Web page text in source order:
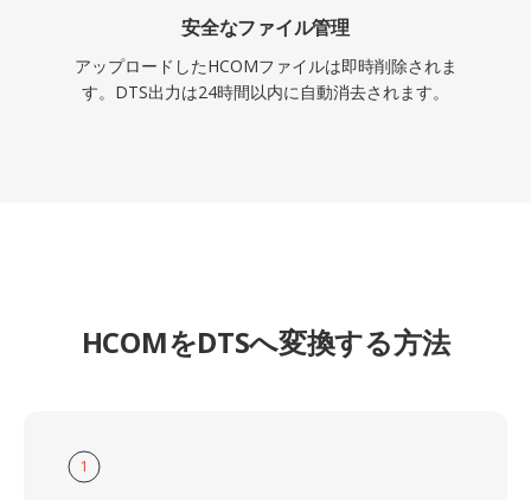
安全なファイル管理
アップロードしたHCOMファイルは即時削除されま
す。DTS出力は24時間以内に自動消去されます。
HCOMをDTSへ変換する方法
1